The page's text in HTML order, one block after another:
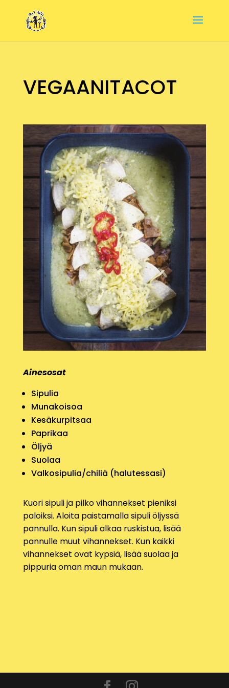
VEGAANITACOT
Ainesosat
Sipulia
Munakoisoa
Kesäkurpitsaa
Paprikaa
Öljyä
Suolaa
Valkosipulia/chiliä (halutessasi)
Kuori sipuli ja pilko vihannekset pieniksi
paloiksi. Aloita paistamalla sipuli öljyssä
pannulla. Kun sipuli alkaa ruskistua, lisää
pannulle muut vihannekset. Kun kaikki
vihannekset ovat kypsiä, lisää suolaa ja
pippuria oman maun mukaan.